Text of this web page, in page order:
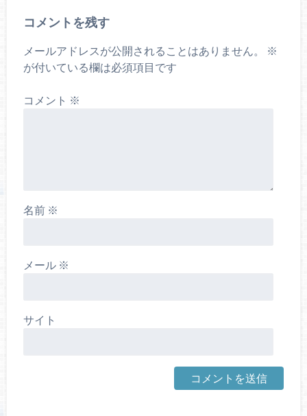
コメントを残す
メールアドレスが公開されることはありません。
※
が付いている欄は必須項目です
コメント ※
名前 ※
メール ※
サイト